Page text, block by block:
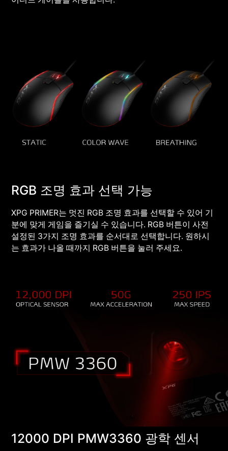
RGB 조명 효과 선택 가능
XPG PRIMER는 멋진 RGB 조명 효과를 선택할 수 있어 기
분에 맞게 게임을 즐기실 수 있습니다. RGB 버튼이 사전
설정된 3가지 조명 효과를 순서대로 선택합니다. 원하시
는 효과가 나올 때까지 RGB 버튼을 눌러 주세요.
12000 DPI PMW3360 광학 센서